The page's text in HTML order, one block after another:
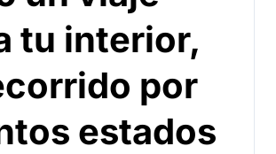
tu interior,
por
estados